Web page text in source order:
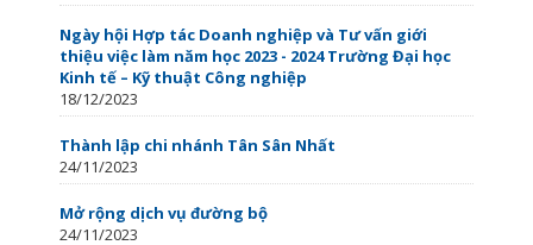
Ngày hội Hợp tác Doanh nghiệp và Tư vấn giới
thiệu việc làm năm học 2023 - 2024 Trường Đại học
Kinh tế – Kỹ thuật Công nghiệp
18/12/2023
Thành lập chi nhánh Tân Sân Nhất
24/11/2023
Mở rộng dịch vụ đường bộ
24/11/2023